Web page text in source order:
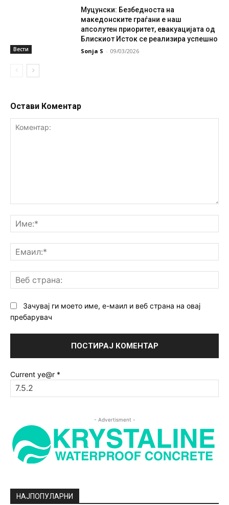
Вести
Муцунски: Безбедноста на
македонските граѓани е наш
апсолутен приоритет, евакуацијата од
Блискиот Исток се реализира успешно
Sonja S - 09/03/2026
Остави Коментар
Зачувај ги моето име, е-маил и веб страна на овај
пребарувач
Current ye@r *
- Advertisment -
НАЈПОПУЛАРНИ